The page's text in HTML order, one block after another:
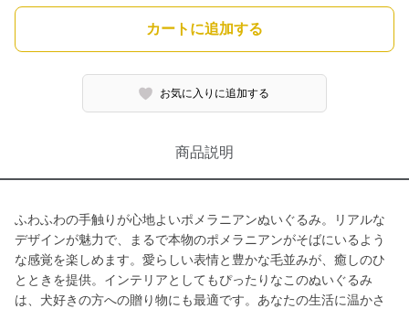
カートに追加する
お気に入りに追加する
商品説明
ふわふわの手触りが心地よいポメラニアンぬいぐるみ。リアルな
デザインが魅力で、まるで本物のポメラニアンがそばにいるよう
な感覚を楽しめます。愛らしい表情と豊かな毛並みが、癒しのひ
とときを提供。インテリアとしてもぴったりなこのぬいぐるみ
は、犬好きの方への贈り物にも最適です。あなたの生活に温かさ